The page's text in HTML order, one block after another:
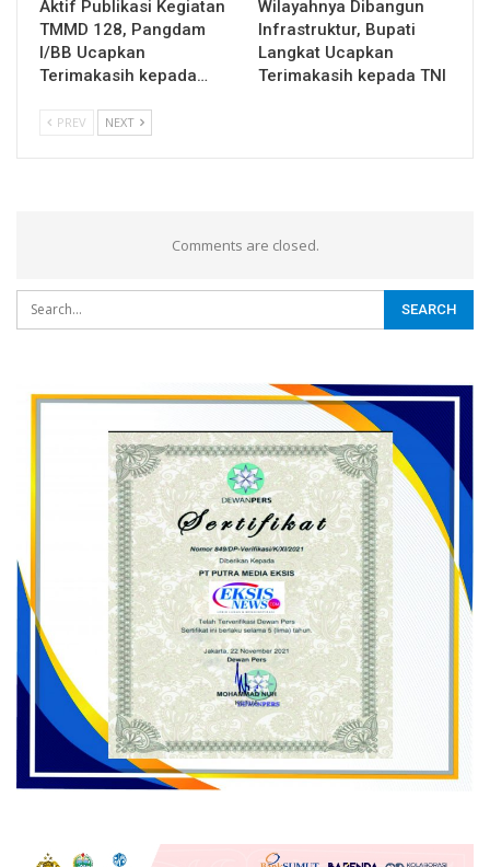
Aktif Publikasi Kegiatan
TMMD 128, Pangdam
I/BB Ucapkan
Terimakasih kepada…
Wilayahnya Dibangun
Infrastruktur, Bupati
Langkat Ucapkan
Terimakasih kepada TNI
PREV NEXT
Comments are closed.